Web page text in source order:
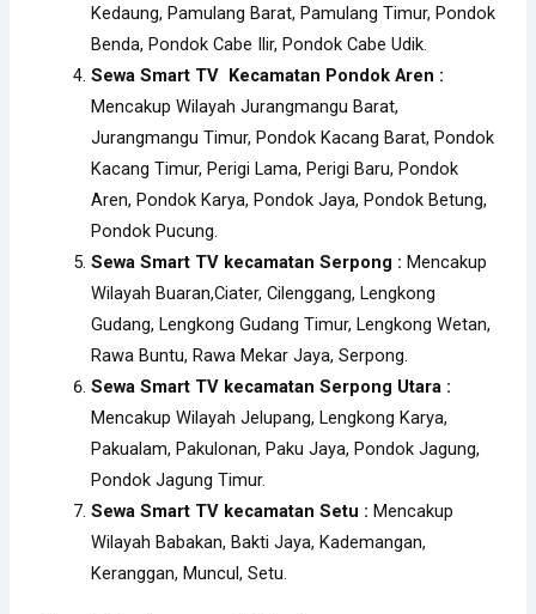
Kedaung, Pamulang Barat, Pamulang Timur, Pondok
Benda, Pondok Cabe Ilir, Pondok Cabe Udik.
Sewa Smart TV Kecamatan Pondok Aren :
Mencakup Wilayah Jurangmangu Barat,
Jurangmangu Timur, Pondok Kacang Barat, Pondok
Kacang Timur, Perigi Lama, Perigi Baru, Pondok
Aren, Pondok Karya, Pondok Jaya, Pondok Betung,
Pondok Pucung.
Sewa Smart TV kecamatan Serpong : Mencakup
Wilayah Buaran,Ciater, Cilenggang, Lengkong
Gudang, Lengkong Gudang Timur, Lengkong Wetan,
Rawa Buntu, Rawa Mekar Jaya, Serpong.
Sewa Smart TV kecamatan Serpong Utara :
Mencakup Wilayah Jelupang, Lengkong Karya,
Pakualam, Pakulonan, Paku Jaya, Pondok Jagung,
Pondok Jagung Timur.
Sewa Smart TV kecamatan Setu : Mencakup
Wilayah Babakan, Bakti Jaya, Kademangan,
Keranggan, Muncul, Setu.